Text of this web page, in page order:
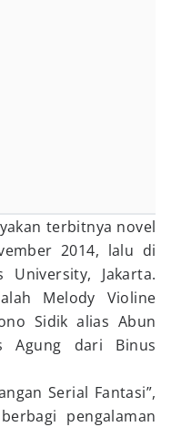
terbitnya novel
2014, lalu di
University, Jakarta.
Melody Violine
Sidik alias Abun
Agung dari Binus
Serial Fantasi”,
pengalaman